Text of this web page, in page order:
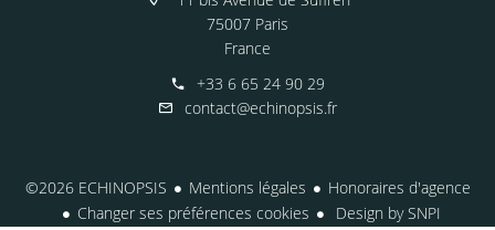
75007 Paris
France
+33 6 65 24 90 29
contact@echinopsis.fr
©2026 ECHINOPSIS Mentions légales
Honoraires d'agence
Changer ses préférences cookies
Design bySNPI